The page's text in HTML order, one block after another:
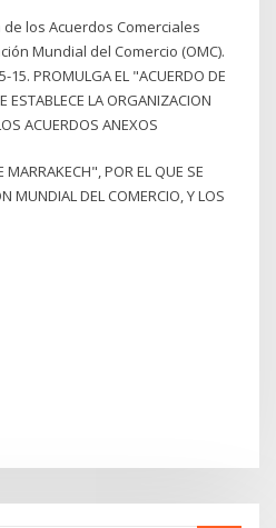
los Acuerdos Comerciales
Mundial del Comercio (OMC).
PROMULGA EL "ACUERDO DE
ESTABLECE LA ORGANIZACION
ACUERDOS ANEXOS
POR EL QUE SE
MUNDIAL DEL COMERCIO, Y LOS